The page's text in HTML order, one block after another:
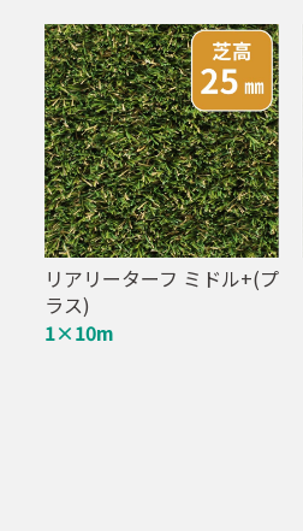
リアリーターフ ミドル+(プ
ラス)
1×10m